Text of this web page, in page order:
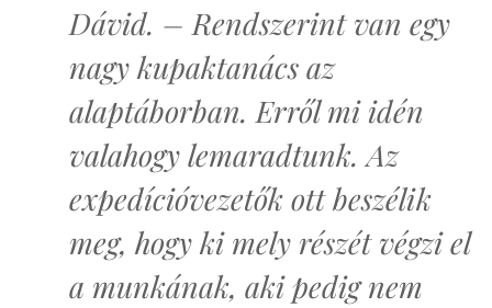
Dávid. – Rendszerint van egy
nagy kupaktanács az
alaptáborban. Erről mi idén
valahogy lemaradtunk. Az
expedícióvezetők ott beszélik
meg, hogy ki mely részét végzi el
a munkának, aki pedig nem